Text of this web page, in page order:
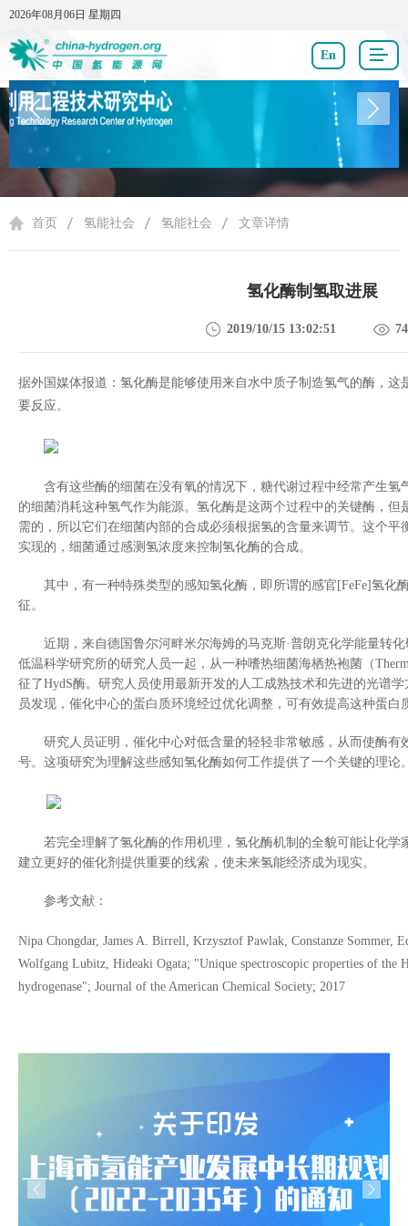
2026年08月06日 星期四
2026年08月06日 星期四
En
首页 氢能社会 氢能社会 文章详情
氢化酶制氢取进展
2019/10/15 13:02:51
据外国媒体报道：氢化酶是能够使用来自水中质子制造氢气的酶，这
要反应。
含有这些酶的细菌在没有氧的情况下，糖代谢过程中经常产生氢
的细菌消耗这种氢气作为能源。氢化酶是这两个过程中的关键酶，但
需的，所以它们在细菌内部的合成必须根据氢的含量来调节。这个平
实现的，细菌通过感测氢浓度来控制氢化酶的合成。
其中，有一种特殊类型的感知氢化酶，即所谓的感官 [FeFe]氢化
征。
近期，来自德国鲁尔河畔米尔海姆的马克斯·普朗克化学能量转
低温科学研究所的研究人员一起，从一种嗜热细菌海栖热袍菌（
征了HydS酶。研究人员使用最新开发的人工成熟技术和先进的光谱学
员发现，催化中心的蛋白质环境经过优化调整，可有效提高这种蛋白
研究人员证明，催化中心对低含量的轻轻非常敏感，从而使酶有
号。这项研究为理解这些感知氢化酶如何工作提供了一个关键的理论
若完全理解了氢化酶的作用机理，氢化酶机制的全貌可能让化学
建立更好的催化剂提供重要的线索，使未来氢能经济成为现实。
参考文献：
Nipa Chongdar, James A. Birrell, Krzysztof Pawlak, Constanze Sommer,
Wolfgang Lubitz, Hideaki Ogata; "Unique spectroscopic properties of the
hydrogenase"; Journal of the American Chemical Society; 2017